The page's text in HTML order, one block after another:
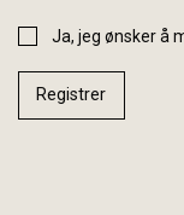
Ja, jeg ønsker å